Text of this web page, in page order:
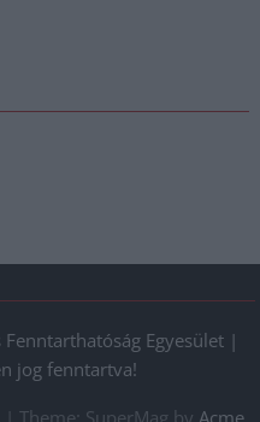
Fenntarthatóság Egyesület |
jog fenntartva!
Theme: SuperMag by Acme